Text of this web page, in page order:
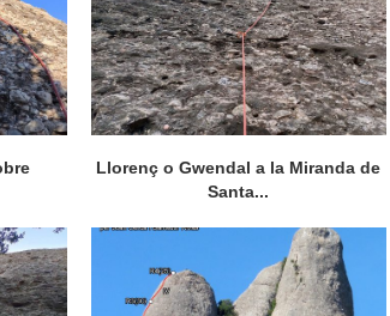
Llorenç o Gwendal a la Miranda de
Santa...